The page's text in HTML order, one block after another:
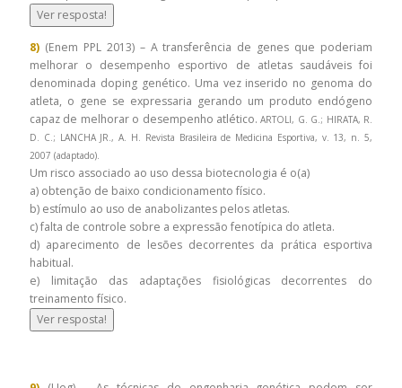
Ver resposta!
8) (Enem PPL 2013) – A transferência de genes que poderiam
melhorar o desempenho esportivo de atletas saudáveis foi
denominada doping genético. Uma vez inserido no genoma do
atleta, o gene se expressaria gerando um produto endógeno
capaz de melhorar o desempenho atlético.ARTOLI, G. G.; HIRATA, R.
D. C.; LANCHA JR., A. H. Revista Brasileira de Medicina Esportiva, v. 13, n. 5,
2007 (adaptado).
Um risco associado ao uso dessa biotecnologia é o(a)
a) obtenção de baixo condicionamento físico.
b) estímulo ao uso de anabolizantes pelos atletas.
c) falta de controle sobre a expressão fenotípica do atleta.
d) aparecimento de lesões decorrentes da prática esportiva
habitual.
e) limitação das adaptações fisiológicas decorrentes do
treinamento físico.
Ver resposta!